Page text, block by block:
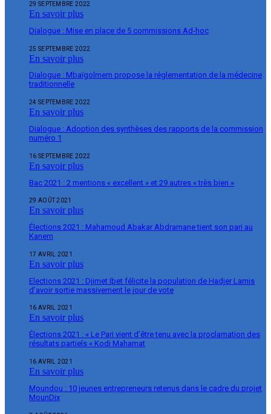
29 SEPTEMBRE 2022
En savoir plus
Dialogue : Mise en place de 5 commissions Ad-hoc
25 SEPTEMBRE 2022
En savoir plus
Dialogue : Mbaïgolmem propose la réglementation de la médecine
traditionnelle
24 SEPTEMBRE 2022
En savoir plus
Dialogue : Adoption des synthèses des rapports de la commission
numéro 1
16 SEPTEMBRE 2022
En savoir plus
Bac 2021 : 2 mentions « excellent » et 29 autres « très bien »
29 AOÛT 2021
En savoir plus
Élections 2021 : Mahamoud Abakar Abdramane tient son pari au
Kanem
17 AVRIL 2021
En savoir plus
Elections 2021 : Djimet Ibet félicite la population de Hadjer Lamis
d’avoir sortie massivement le jour de vote
16 AVRIL 2021
En savoir plus
Élections 2021 : « Le Pari vient d’être tenu avec la proclamation des
résultats partiels « Kodi Mahamat
16 AVRIL 2021
En savoir plus
Moundou : 10 jeunes entrepreneurs retenus dans le cadre du projet
MounDix